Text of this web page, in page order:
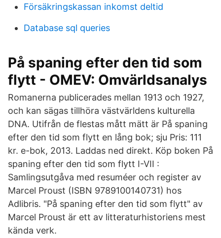
Försäkringskassan inkomst deltid
Database sql queries
På spaning efter den tid som
flytt - OMEV: Omvärldsanalys
Romanerna publicerades mellan 1913 och 1927,
och kan sägas tillhöra västvärldens kulturella
DNA. Utifrån de flestas mått mätt är På spaning
efter den tid som flytt en lång bok; sju Pris: 111
kr. e-bok, 2013. Laddas ned direkt. Köp boken På
spaning efter den tid som flytt I-VII :
Samlingsutgåva med resuméer och register av
Marcel Proust (ISBN 9789100140731) hos
Adlibris. "På spaning efter den tid som flytt" av
Marcel Proust är ett av litteraturhistoriens mest
kända verk.